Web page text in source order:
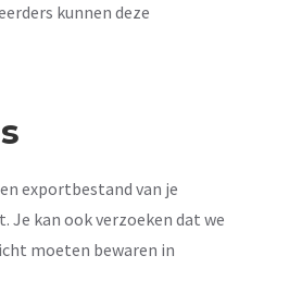
kunnen deze
exportbestand van je
Je kan ook verzoeken dat we
moeten bewaren in